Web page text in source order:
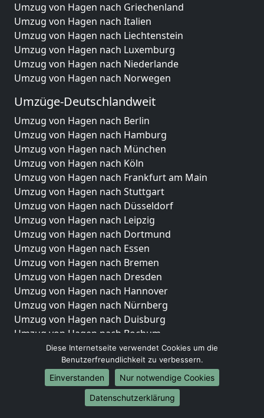
Umzug von Hagen nach Griechenland
Umzug von Hagen nach Italien
Umzug von Hagen nach Liechtenstein
Umzug von Hagen nach Luxemburg
Umzug von Hagen nach Niederlande
Umzug von Hagen nach Norwegen
Umzüge-Deutschlandweit
Umzug von Hagen nach Berlin
Umzug von Hagen nach Hamburg
Umzug von Hagen nach München
Umzug von Hagen nach Köln
Umzug von Hagen nach Frankfurt am Main
Umzug von Hagen nach Stuttgart
Umzug von Hagen nach Düsseldorf
Umzug von Hagen nach Leipzig
Umzug von Hagen nach Dortmund
Umzug von Hagen nach Essen
Umzug von Hagen nach Bremen
Umzug von Hagen nach Dresden
Umzug von Hagen nach Hannover
Umzug von Hagen nach Nürnberg
Umzug von Hagen nach Duisburg
Umzug von Hagen nach Bochum
Umzug von Hagen nach Wuppertal
Umzug von Hagen nach Bielefeld
Umzug von Hagen nach Bonn
Umzug von Hagen nach Münster
Diese Internetseite verwendet Cookies um die
Benutzerfreundlichkeit zu verbessern.
Einverstanden
Nur notwendige Cookies
Datenschutzerklärung